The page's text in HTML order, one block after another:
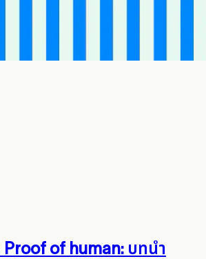
Proof of human: บทนำ